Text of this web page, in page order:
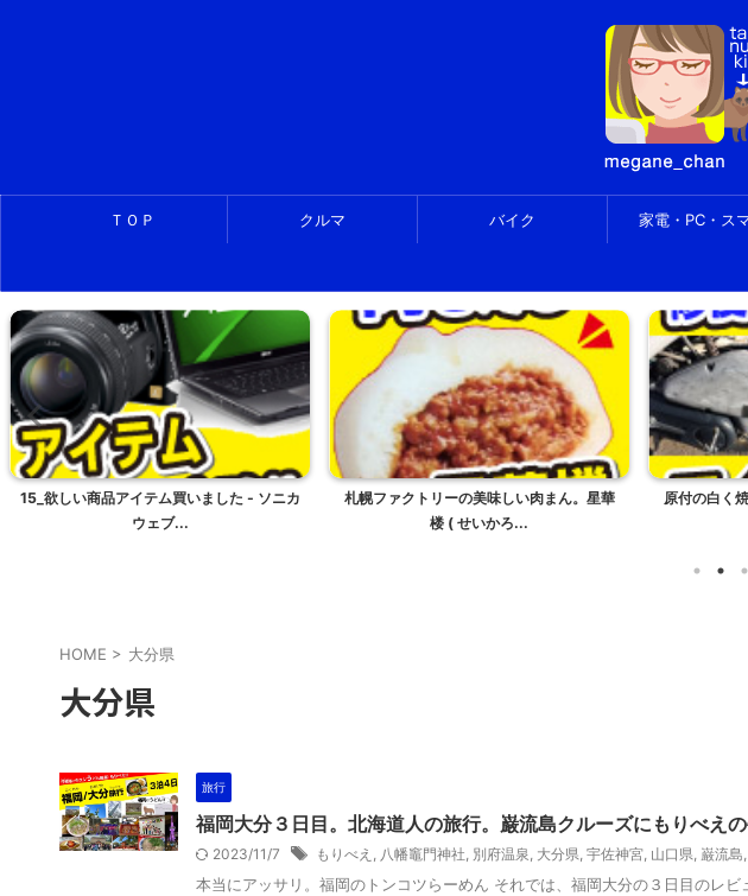
ＴＯＰ クルマ バイク 家電・PC・ス
15_欲しい商品アイテム買いました - ソニカ
ウェブ...
札幌ファクトリーの美味しい肉まん。星華
楼 ( せいかろ...
原付の白く
HOME > 大分県
大分県
旅行
福岡大分３日目。北海道人の旅行。巌流島クルーズにもりべえ
2023/11/7 もりべえ 八幡竈門神社 別府温泉 大分県 宇佐神宮 山口県 巌流島
本当にアッサリ。福岡のトンコツらーめん それでは、福岡大分の３日目のレ